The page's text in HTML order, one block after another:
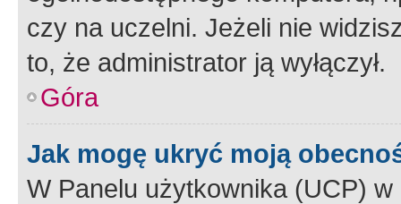
czy na uczelni. Jeżeli nie
to, że administrator ją wyłączył.
Góra
Jak mogę ukryć moją
W Panelu użytkownika (UCP) w